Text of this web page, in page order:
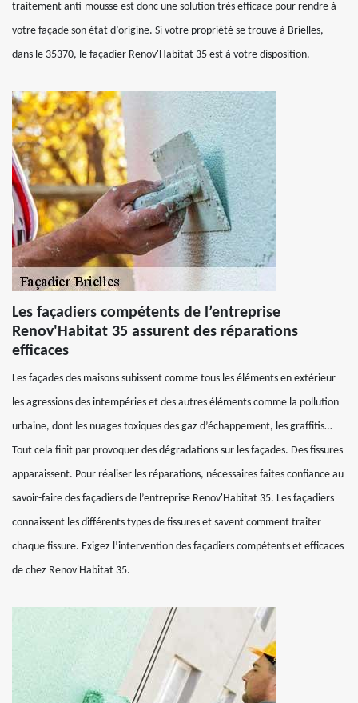
traitement anti-mousse est donc une solution très efficace pour rendre à
votre façade son état d’origine. Si votre propriété se trouve à Brielles,
dans le 35370, le façadier Renov'Habitat 35 est à votre disposition.
Les façadiers compétents de l’entreprise
Renov'Habitat 35 assurent des réparations
efficaces
Les façades des maisons subissent comme tous les éléments en extérieur
les agressions des intempéries et des autres éléments comme la pollution
urbaine, dont les nuages toxiques des gaz d’échappement, les graffitis…
Tout cela finit par provoquer des dégradations sur les façades. Des fissures
apparaissent. Pour réaliser les réparations, nécessaires faites confiance au
savoir-faire des façadiers de l’entreprise Renov'Habitat 35. Les façadiers
connaissent les différents types de fissures et savent comment traiter
chaque fissure. Exigez l’intervention des façadiers compétents et efficaces
de chez Renov'Habitat 35.